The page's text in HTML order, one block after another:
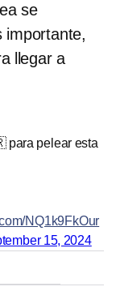
se
llegar a
para pelear esta
NQ1k9FkOur
15, 2024